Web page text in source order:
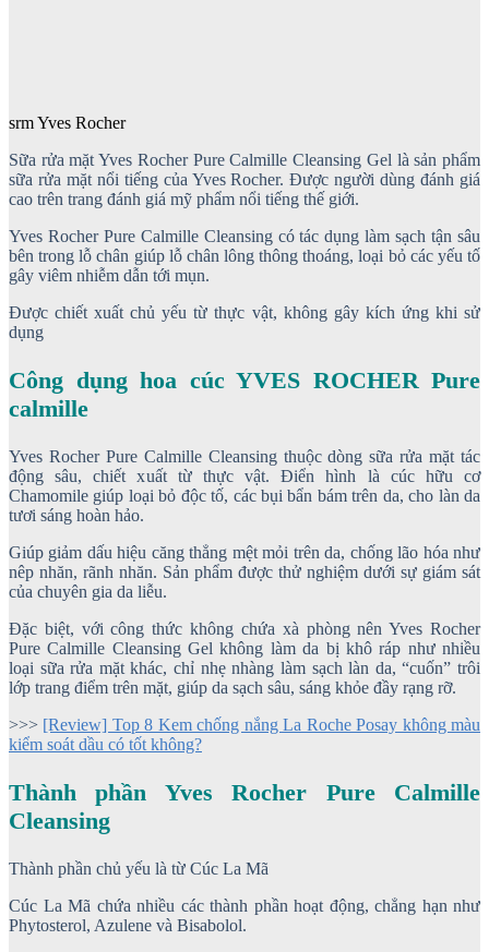
srm Yves Rocher
Sữa rửa mặt Yves Rocher Pure Calmille Cleansing Gel là sản phẩm
sữa rửa mặt nổi tiếng của Yves Rocher. Được người dùng đánh giá
cao trên trang đánh giá mỹ phẩm nổi tiếng thế giới.
Yves Rocher Pure Calmille Cleansing có tác dụng làm sạch tận sâu
bên trong lỗ chân giúp lỗ chân lông thông thoáng, loại bỏ các yếu tố
gây viêm nhiễm dẫn tới mụn.
Được chiết xuất chủ yếu từ thực vật, không gây kích ứng khi sử
dụng
Công dụng hoa cúc YVES ROCHER Pure
calmille
Yves Rocher Pure Calmille Cleansing thuộc dòng sữa rửa mặt tác
động sâu, chiết xuất từ thực vật. Điển hình là cúc hữu cơ
Chamomile giúp loại bỏ độc tố, các bụi bẩn bám trên da, cho làn da
tươi sáng hoàn hảo.
Giúp giảm dấu hiệu căng thẳng mệt mỏi trên da, chống lão hóa như
nêp nhăn, rãnh nhăn. Sản phẩm được thử nghiệm dưới sự giám sát
của chuyên gia da liễu.
Đặc biệt, với công thức không chứa xà phòng nên Yves Rocher
Pure Calmille Cleansing Gel không làm da bị khô ráp như nhiều
loại sữa rửa mặt khác, chỉ nhẹ nhàng làm sạch làn da, “cuốn” trôi
lớp trang điểm trên mặt, giúp da sạch sâu, sáng khỏe đầy rạng rỡ.
>>> [Review] Top 8 Kem chống nắng La Roche Posay không màu
kiểm soát dầu có tốt không?
Thành phần Yves Rocher Pure Calmille
Cleansing
Thành phần chủ yếu là từ Cúc La Mã
Cúc La Mã chứa nhiều các thành phần hoạt động, chẳng hạn như
Phytosterol, Azulene và Bisabolol.